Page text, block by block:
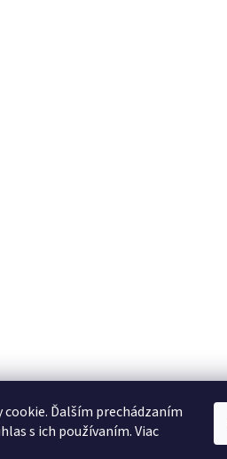
Ďalším prechádzaním
s ich používaním. Viac